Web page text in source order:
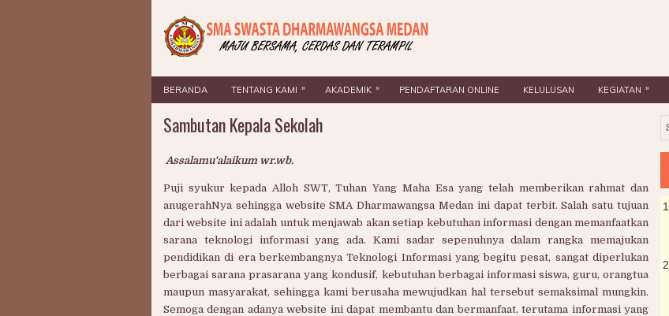
BERANDA TENTANG KAMI » AKADEMIK » PENDAFTARAN ONLINE KELULUSAN KEGIATAN »
Sambutan Kepala Sekolah
Assalamu'alaikum wr.wb.
Puji syukur kepada Alloh SWT, Tuhan Yang Maha Esa yang telah memberikan rahmat dan
anugerahNya sehingga website SMA Dharmawangsa Medan ini dapat terbit. Salah satu tujuan
dari website ini adalah untuk menjawab akan setiap kebutuhan informasi dengan memanfaatkan
sarana teknologi informasi yang ada. Kami sadar sepenuhnya dalam rangka memajukan
pendidikan di era berkembangnya Teknologi Informasi yang begitu pesat, sangat diperlukan
berbagai sarana prasarana yang kondusif, kebutuhan berbagai informasi siswa, guru, orangtua
maupun masyarakat, sehingga kami berusaha mewujudkan hal tersebut semaksimal mungkin.
Semoga dengan adanya website ini dapat membantu dan bermanfaat, terutama informasi yang
1.
2.